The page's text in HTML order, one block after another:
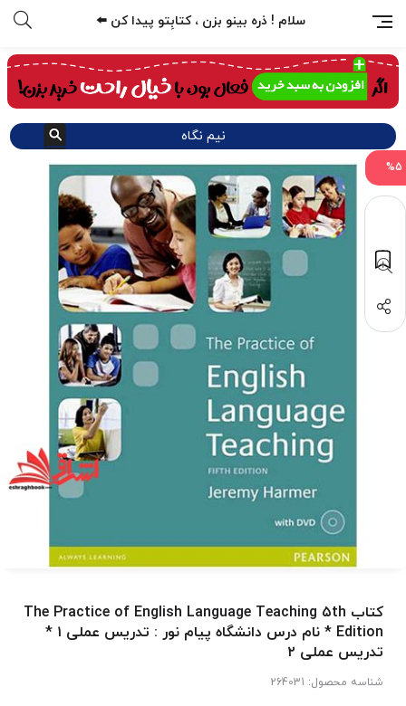
سلام ! ذره بینو بزن ، کتابِتو پیدا کن ⬅️
نیم نگاه
کتاب The Practice of English Language Teaching ۵th
Edition * نام درس دانشگاه پیام نور : تدریس عملی ۱ *
تدریس عملی ۲
شناسه محصول: 264031